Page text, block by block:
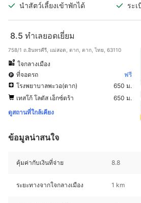
นำสัตว์เลี้ยงเข้าพักได้
ระ
8.5 ทำเลยอดเยี่ยม
758/1 ถ.อินทรคีรี, แม่สอด, ตาก, ตาก, ไทย, 63110
ใจกลางเมือง
ที่จอดรถ
ฟรี
โรงพยาบาลพะวอ(ตาก)
650 ม.
เทสโก้ โลตัส เอ็กซ์ตร้า
650 ม.
ดูสถานที่ใกล้เคียง
ข้อมูลน่าสนใจ
คุ้มค่ากับเงินที่จ่าย 8.8
ระยะทางจากใจกลางเมือง 1 km